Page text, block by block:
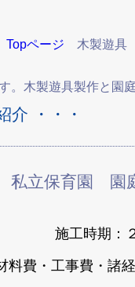
Topページ 木製遊具
木製遊具製作と園庭
介 ・・・
立保育園 園
施工時期：２
費・工事費・諸経